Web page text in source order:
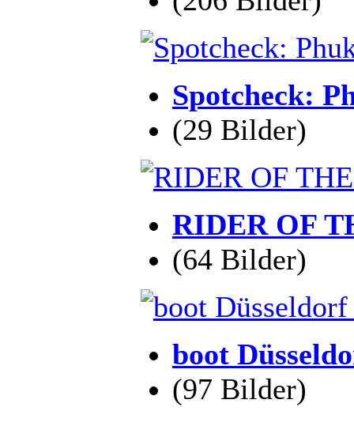
Spotcheck:
(29 Bilder)
RIDER OF
(64 Bilder)
boot
(97 Bilder)